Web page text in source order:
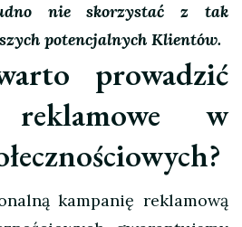
nie skorzystać z tak
potencjalnych Klientów.
prowadzić
reklamowe w
kampanię reklamową